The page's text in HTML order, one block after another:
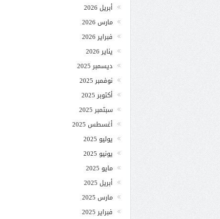
أبريل 2026
مارس 2026
فبراير 2026
يناير 2026
ديسمبر 2025
نوفمبر 2025
أكتوبر 2025
سبتمبر 2025
أغسطس 2025
يوليو 2025
يونيو 2025
مايو 2025
أبريل 2025
مارس 2025
فبراير 2025